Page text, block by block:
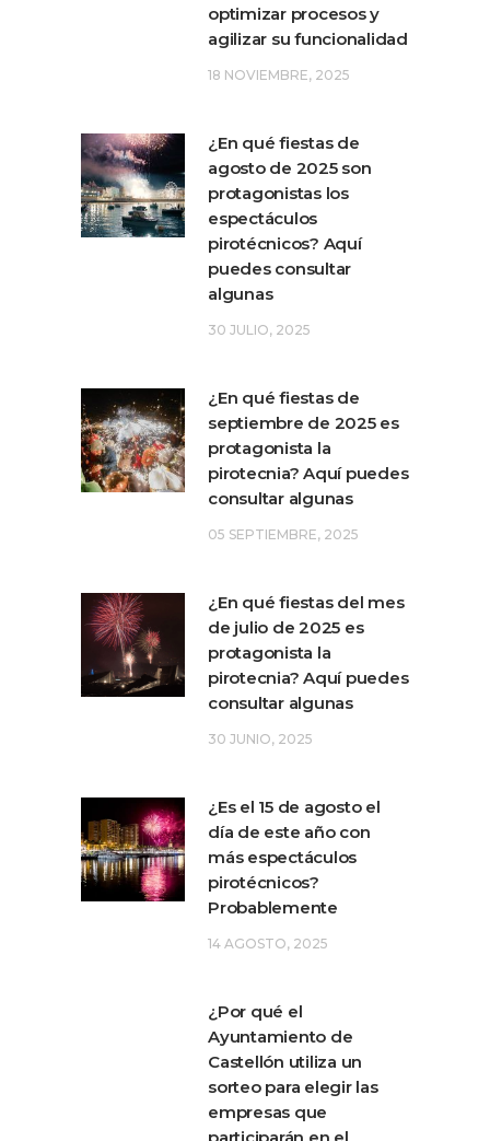
optimizar procesos y
agilizar su funcionalidad
18 NOVIEMBRE, 2025
¿En qué fiestas de
agosto de 2025 son
protagonistas los
espectáculos
pirotécnicos? Aquí
puedes consultar
algunas
30 JULIO, 2025
¿En qué fiestas de
septiembre de 2025 es
protagonista la
pirotecnia? Aquí puedes
consultar algunas
05 SEPTIEMBRE, 2025
¿En qué fiestas del mes
de julio de 2025 es
protagonista la
pirotecnia? Aquí puedes
consultar algunas
30 JUNIO, 2025
¿Es el 15 de agosto el
día de este año con
más espectáculos
pirotécnicos?
Probablemente
14 AGOSTO, 2025
¿Por qué el
Ayuntamiento de
Castellón utiliza un
sorteo para elegir las
empresas que
participarán en el